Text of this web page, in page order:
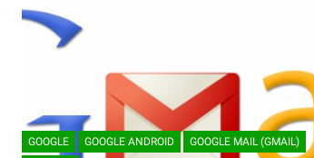
GOOGLE GOOGLE ANDROID
GOOGLE MAIL (GMAIL)